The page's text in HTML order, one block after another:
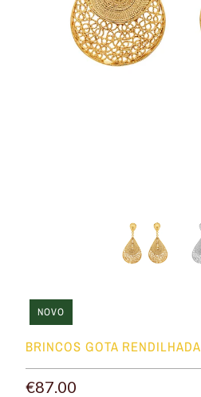
NOVO
BRINCOS GOTA RENDILHADA
€87.00